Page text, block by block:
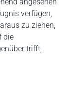
verfügen,
zu ziehen,
die
trifft,